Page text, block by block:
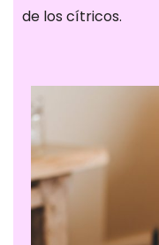
de los cítricos.